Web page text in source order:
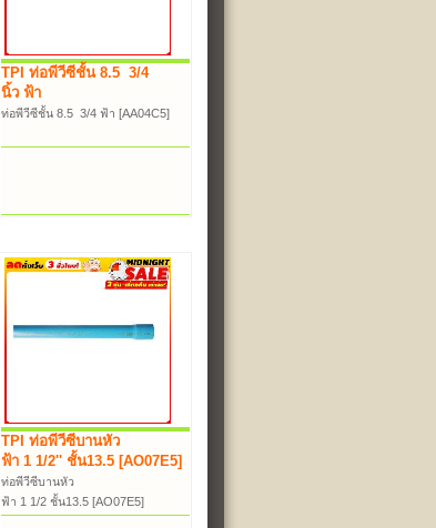
TPI ท่อพีวีซีชั้น 8.5 3/4
นิ้ว ฟ้า
ท่อพีวีซีชั้น 8.5 3/4 ฟ้า [AA04C5]
TPI ท่อพีวีซีบานหัว
ฟ้า 1 1/2'' ชั้น13.5 [AO07E5]
ท่อพีวีซีบานหัว
ฟ้า 1 1/2 ชั้น13.5 [AO07E5]